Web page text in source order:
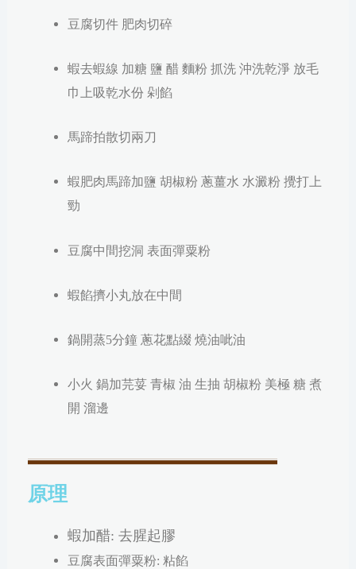
豆腐切件 肥肉切碎
蝦去蝦線 加糖 鹽 醋 麵粉 抓洗 沖洗乾淨 放毛
巾上吸乾水份 剁餡
馬蹄拍散切兩刀
蝦肥肉馬蹄加鹽 胡椒粉 蔥薑水 水澱粉 攪打上
勁
豆腐中間挖洞 表面彈粟粉
蝦餡擠小丸放在中間
鍋開蒸5分鐘 蔥花點綴 燒油呲油
小火 鍋加芫荽 青椒 油 生抽 胡椒粉 美極 糖 煮
開 溜邊
原理
蝦加醋: 去腥起膠
豆腐表面彈粟粉: 粘餡